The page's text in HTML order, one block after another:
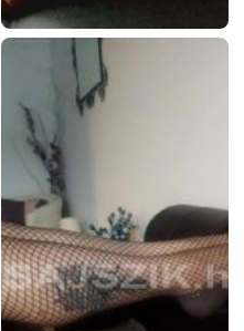
Laura szexpartner +36 30
575 4778
© 2026 csajszik.hu (minden jog
fenntartva)